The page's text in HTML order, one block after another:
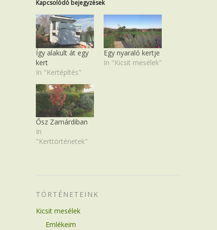
Kapcsolódó bejegyzések
Így alakult át egy
kert
In "Kertépítés"
Egy nyaraló kertje
In "Kicsit mesélek"
Ősz Zamárdiban
In
"Kerttörténetek"
TÖRTÉNETEINK
Kicsit mesélek
Emlékeim